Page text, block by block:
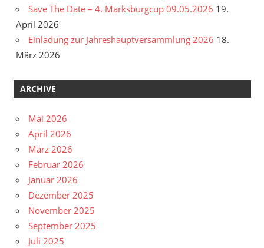
Save The Date – 4. Marksburgcup 09.05.2026 19.
April 2026
Einladung zur Jahreshauptversammlung 2026 18.
März 2026
ARCHIVE
Mai 2026
April 2026
März 2026
Februar 2026
Januar 2026
Dezember 2025
November 2025
September 2025
Juli 2025